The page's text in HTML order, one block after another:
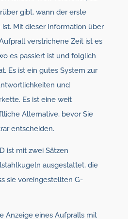
gibt, wann der erste
Mit dieser Information über
verstrichene Zeit ist es
es passiert ist und folglich
Es ist ein gutes System zur
und
Es ist eine weit
Alternative, bevor Sie
entscheiden.
ist mit zwei Sätzen
ausgestattet, die
sie voreingestellten G-
Anzeige eines Aufpralls mit